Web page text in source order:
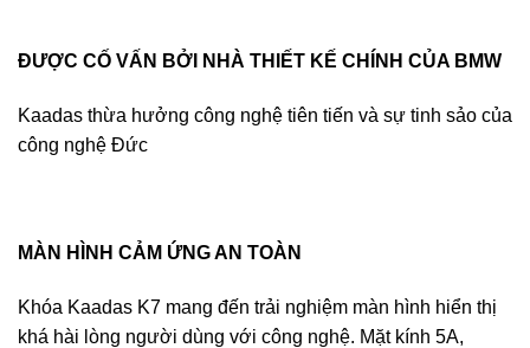
ĐƯỢC CỐ VẤN BỞI NHÀ THIẾT KẾ CHÍNH CỦA BMW
Kaadas thừa hưởng công nghệ tiên tiến và sự tinh sảo của
công nghệ Đức
MÀN HÌNH CẢM ỨNG AN TOÀN
Khóa Kaadas K7 mang đến trải nghiệm màn hình hiển thị
khá hài lòng người dùng với công nghệ. Mặt kính 5A,